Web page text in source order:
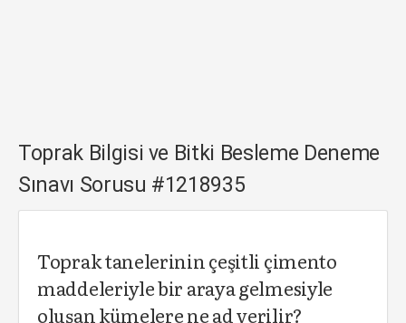
Toprak Bilgisi ve Bitki Besleme Deneme
Sınavı Sorusu #1218935
Toprak tanelerinin çeşitli çimento
maddeleriyle bir araya gelmesiyle
oluşan kümelere ne ad verilir?